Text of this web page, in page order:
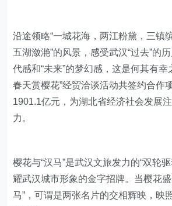
沿途领略“一城花海，两江粉黛，三镇
五湖潋滟”的风景，感受武汉“过去”的
代感和“未来”的梦幻感，这是何其有幸
春天赏樱花”经贸洽谈活动共签约合作
1901.1亿元，为湖北省经济社会发展
力。
樱花与“汉马”是武汉文旅发力的“双轮
耀武汉城市形象的金字招牌。当樱花
马”，可谓是两张名片的交相辉映，映